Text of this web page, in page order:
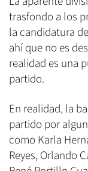
trasfondo a los
la candidatura
ahí que no es
realidad es una
partido.
En realidad, la
partido por
como Karla
Reyes, Orlando